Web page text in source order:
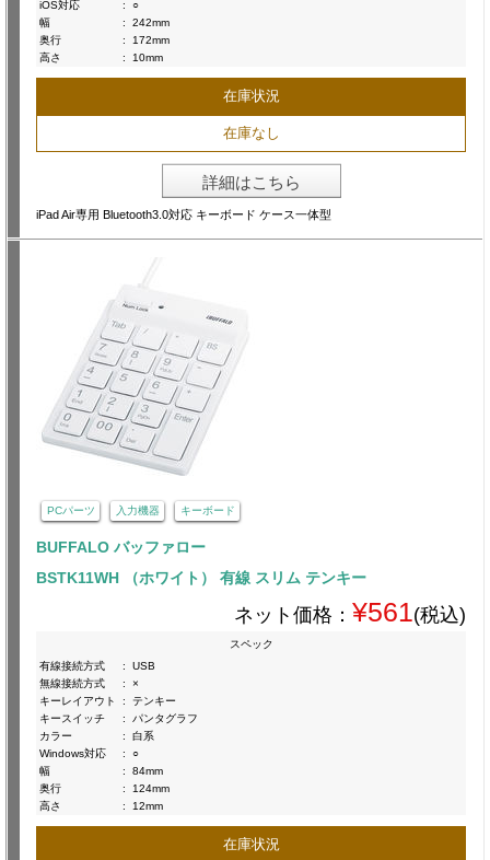
iOS対応
:
○
幅
:
242mm
奥行
:
172mm
高さ
: 10mm
在庫状況
在庫なし
詳細はこちら
iPad Air専用 Bluetooth3.0対応 キーボード ケース一体型
PCパーツ 入力機器 キーボード
BUFFALO バッファロー
BSTK11WH （ホワイト） 有線 スリム テンキー
ネット価格： ¥561(税込)
スペック
有線接続方式
:
USB
無線接続方式
:
×
キーレイアウト
:
テンキー
キースイッチ
:
パンタグラフ
カラー
:
白系
Windows対応
:
○
幅
:
84mm
奥行
:
124mm
高さ
: 12mm
在庫状況